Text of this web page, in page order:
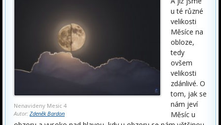
Nenavideny Mesic 4
Autor: Zdeněk Bardon
u té různé
velikosti
Měsíce na
obloze,
tedy
ovšem
velikosti
zdánlivé. O
tom, jak se
nám jeví
Měsíc u